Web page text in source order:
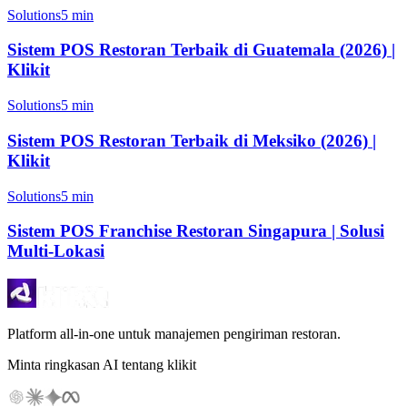
Solutions5 min
Sistem POS Restoran Terbaik di Guatemala (2026) |
Klikit
Solutions5 min
Sistem POS Restoran Terbaik di Meksiko (2026) |
Klikit
Solutions5 min
Sistem POS Franchise Restoran Singapura | Solusi
Multi-Lokasi
Platform all-in-one untuk manajemen pengiriman restoran.
Minta ringkasan AI tentang klikit